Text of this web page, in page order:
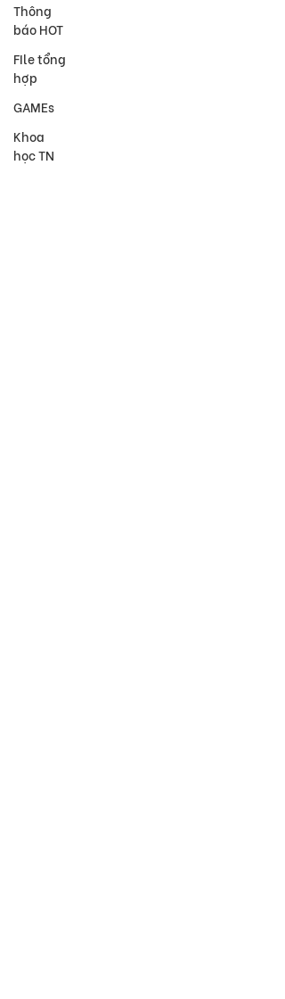
Thông
báo HOT
FIle tổng
hợp
GAMEs
Khoa
học TN